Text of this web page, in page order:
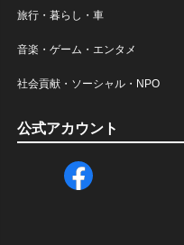
旅行・暮らし・車
音楽・ゲーム・エンタメ
社会貢献・ソーシャル・NPO
公式アカウント